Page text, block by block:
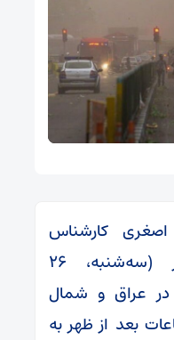
کارشناس
هواشناسی گفت: امروز (سه‌شنبه، ۲۶
در عراق و شمال
بعد از ظهر به